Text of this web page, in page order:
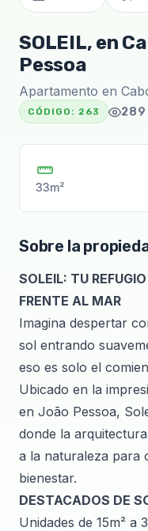
SOLEIL, en
Pessoa
Apartamento en
CÓDIGO: 263 289
33m²
Sobre la
SOLEIL: TU
FRENTE AL MAR
Imagina despertar
sol entrando
eso es solo el
Ubicado en la
en João Pessoa,
donde la
a la naturaleza para
bienestar.
DESTACADOS DE
Unidades de 15m² a